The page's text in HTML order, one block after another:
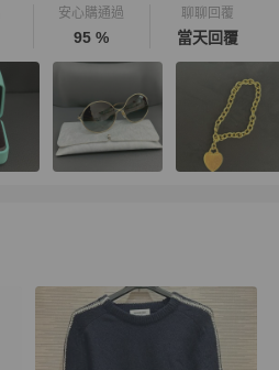
安心購通過
95 %
聊聊回覆
當天回覆
推薦精品